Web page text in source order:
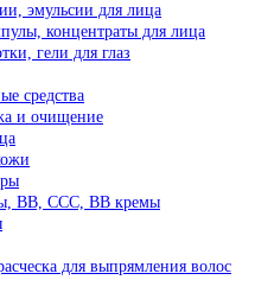
эмульсии для лица
концентраты для лица
гели для глаз
средства
и очищение
ВВ, ССС, ВВ кремы
для выпрямления волос